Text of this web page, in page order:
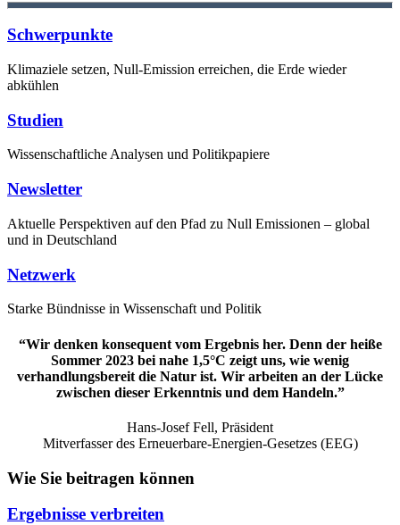
Schwerpunkte
Klimaziele setzen, Null-Emission erreichen, die Erde wieder
abkühlen
Studien
Wissenschaftliche Analysen und Politikpapiere
Newsletter
Aktuelle Perspektiven auf den Pfad zu Null Emissionen – global
und in Deutschland
Netzwerk
Starke Bündnisse in Wissenschaft und Politik
“Wir denken konsequent vom Ergebnis her. Denn der heiße
Sommer 2023 bei nahe 1,5°C zeigt uns, wie wenig
verhandlungsbereit die Natur ist. Wir arbeiten an der Lücke
zwischen dieser Erkenntnis und dem Handeln.”
Hans-Josef Fell, Präsident
Mitverfasser des Erneuerbare-Energien-Gesetzes (EEG)
Wie Sie beitragen können
Ergebnisse verbreiten